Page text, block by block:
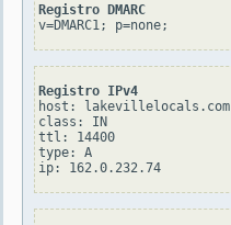
Registro DMARC
v=DMARC1; p=none;
Registro IPv4
host: lakevillelocals.com
class: IN
ttl: 14400
type: A